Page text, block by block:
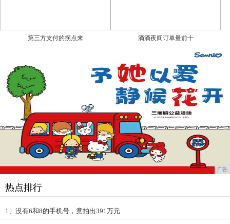
第三方支付的拐点来 滴滴夜间订单量前十
广告
热点排行
1、 没有6和8的手机号，竟拍出391万元